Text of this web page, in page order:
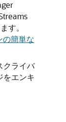
す。
の簡単な
クライバ
をエンキ